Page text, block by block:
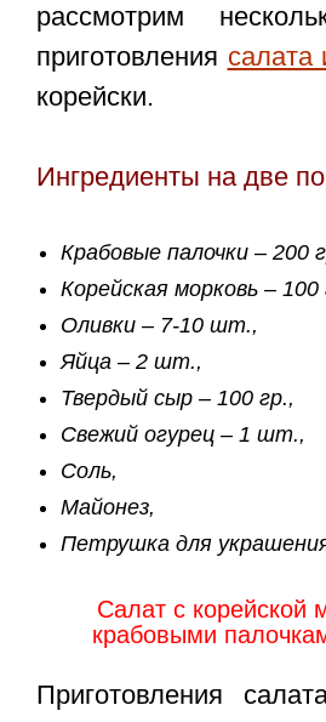
рассмотрим
приготовления салата
корейски.
Ингредиенты на две
Крабовые палочки – 200
Корейская морковь – 100
Оливки – 7-10 шт.,
Яйца – 2 шт.,
Твердый сыр – 100 гр.,
Свежий огурец – 1 шт.,
Соль,
Майонез,
Петрушка для
Салат с корейской
крабовыми
Приготовления